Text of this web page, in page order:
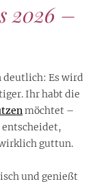
2026 –
deutlich: Es wird
Ihr habt die
möchtet –
guttun.
und genießt